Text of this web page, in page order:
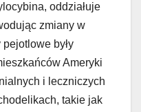
oddziałuje
zmiany w
były
Ameryki
i leczniczych
takie jak